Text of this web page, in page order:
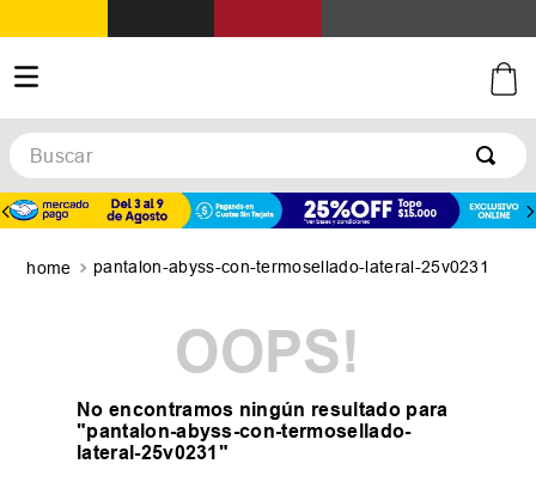
Buscar
pantalon-abyss-con-termosellado-lateral-25v0231
OOPS!
No encontramos ningún resultado para
"pantalon-abyss-con-termosellado-
lateral-25v0231"